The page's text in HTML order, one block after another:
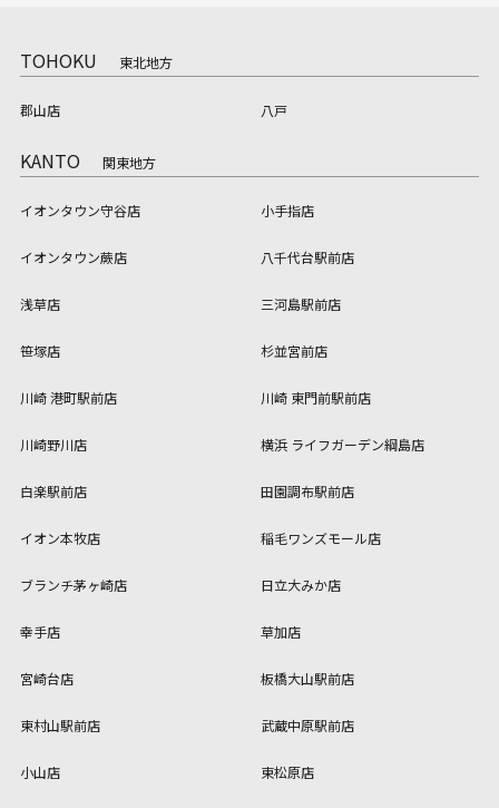
TOHOKU 東北地方
郡山店 八戸
KANTO 関東地方
イオンタウン守谷店 小手指店
イオンタウン蕨店 八千代台駅前店
浅草店 三河島駅前店
笹塚店 杉並宮前店
川崎 港町駅前店 川崎 東門前駅前店
川崎野川店 横浜 ライフガーデン綱島店
白楽駅前店 田園調布駅前店
イオン本牧店 稲毛ワンズモール店
ブランチ茅ヶ崎店 日立大みか店
幸手店 草加店
宮崎台店 板橋大山駅前店
東村山駅前店 武蔵中原駅前店
小山店 東松原店